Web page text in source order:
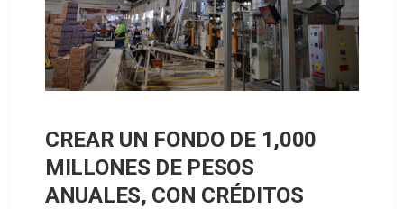
CREAR UN FONDO DE 1,000
MILLONES DE PESOS
ANUALES, CON CRÉDITOS